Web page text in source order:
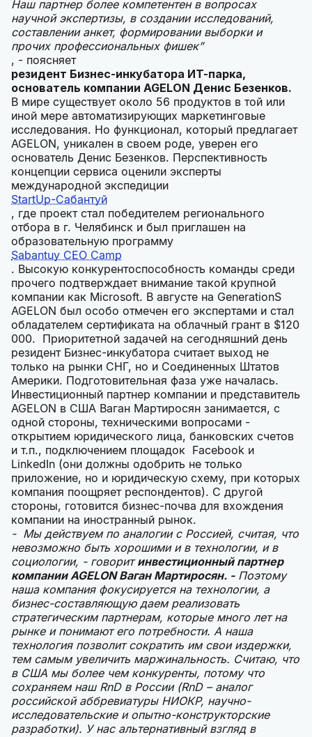
Наш партнер более компетентен в вопросах
научной экспертизы, в создании исследований,
составлении анкет, формировании выборки и
прочих профессиональных фишек”
, - поясняет
резидент Бизнес-инкубатора ИТ-парка,
основатель компании AGELON Денис Безенков.
В мире существует около 56 продуктов в той или
иной мере автоматизирующих маркетинговые
исследования. Но функционал, который предлагает
AGELON, уникален в своем роде, уверен его
основатель Денис Безенков. Перспективность
концепции сервиса оценили эксперты
международной экспедиции
StartUp-Сабантуй
, где проект стал победителем регионального
отбора в г. Челябинск и был приглашен на
образовательную программу
Sabantuy CEO Camp
. Высокую конкурентоспособность команды среди
прочего подтверждает внимание такой крупной
компании как Microsoft. В августе на GenerationS
AGELON был особо отмечен его экспертами и стал
обладателем сертификата на облачный грант в $120
000. Приоритетной задачей на сегодняшний день
резидент Бизнес-инкубатора считает выход не
только на рынки СНГ, но и Соединенных Штатов
Америки. Подготовительная фаза уже началась.
Инвестиционный партнер компании и представитель
AGELON в США Ваган Мартиросян занимается, с
одной стороны, техническими вопросами -
открытием юридического лица, банковских счетов
и т.п., подключением площадок Facebook и
LinkedIn (они должны одобрить не только
приложение, но и юридическую схему, при которых
компания поощряет респондентов). С другой
стороны, готовится бизнес-почва для вхождения
компании на иностранный рынок.
- Мы действуем по аналогии с Россией, считая, что
невозможно быть хорошими и в технологии, и в
социологии, - говоритинвестиционный партнер
компании AGELON Ваган Мартиросян. -Поэтому
наша компания фокусируется на технологии, а
бизнес-составляющую даем реализовать
стратегическим партнерам, которые много лет на
рынке и понимают его потребности. А наша
технология позволит сократить им свои издержки,
тем самым увеличить маржинальность. Считаю, что
в США мы более чем конкуренты, потому что
сохраняем наш RnD в России (RnD – аналог
российской аббревиатуры НИОКР, научно-
исследовательские и опытно-конструкторские
разработки). У нас альтернативный взгляд в